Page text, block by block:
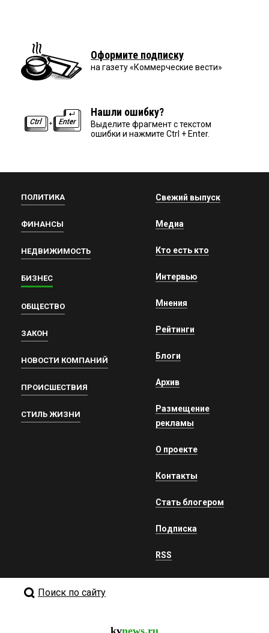
Оформите подписку
на газету «Коммерческие вести»
Нашли ошибку?
Выделите фрагмент с текстом
ошибки и нажмите Ctrl + Enter.
ПОЛИТИКА
ФИНАНСЫ
НЕДВИЖИМОСТЬ
БИЗНЕС
ОБЩЕСТВО
ЗАКОН
НОВОСТИ КОМПАНИЙ
ПРОИСШЕСТВИЯ
СТИЛЬ ЖИЗНИ
Свежий выпуск
Медиа
Кто есть кто
Интервью
Мнения
Рейтинги
Блоги
Архив
Размещение
рекламы
О проекте
Контакты
Стать блогером
Подписка
RSS
Поиск по сайту
kvnews.ru